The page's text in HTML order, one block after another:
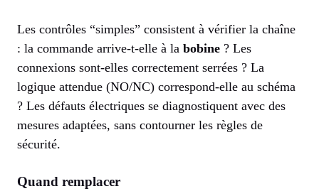
Les contrôles “simples” consistent à vérifier la chaîne
: la commande arrive-t-elle à la bobine ? Les
connexions sont-elles correctement serrées ? La
logique attendue (NO/NC) correspond-elle au schéma
? Les défauts électriques se diagnostiquent avec des
mesures adaptées, sans contourner les règles de
sécurité.
Quand remplacer